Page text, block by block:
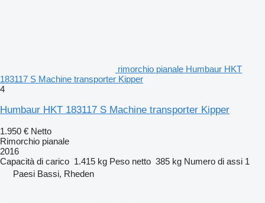
rimorchio pianale Humbaur HKT
183117 S Machine transporter Kipper
4
Humbaur HKT 183117 S Machine transporter Kipper
1.950 € Netto
Rimorchio pianale
2016
Capacità di carico 1.415 kg Peso netto 385 kg Numero di assi 1
Paesi Bassi, Rheden